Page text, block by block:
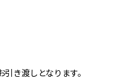
き渡しとなります。